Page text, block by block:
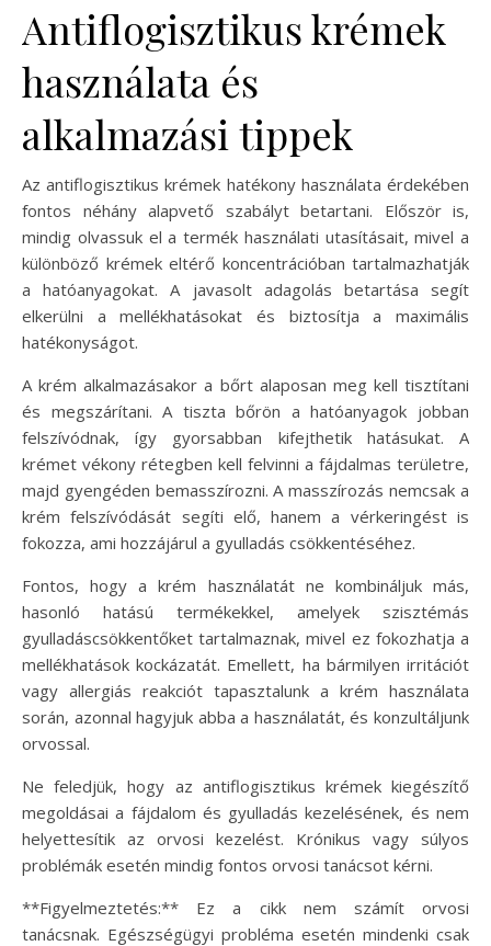
Antiflogisztikus krémek
használata és
alkalmazási tippek
Az antiflogisztikus krémek hatékony használata érdekében
fontos néhány alapvető szabályt betartani. Először is,
mindig olvassuk el a termék használati utasításait, mivel a
különböző krémek eltérő koncentrációban tartalmazhatják
a hatóanyagokat. A javasolt adagolás betartása segít
elkerülni a mellékhatásokat és biztosítja a maximális
hatékonyságot.
A krém alkalmazásakor a bőrt alaposan meg kell tisztítani
és megszárítani. A tiszta bőrön a hatóanyagok jobban
felszívódnak, így gyorsabban kifejthetik hatásukat. A
krémet vékony rétegben kell felvinni a fájdalmas területre,
majd gyengéden bemasszírozni. A masszírozás nemcsak a
krém felszívódását segíti elő, hanem a vérkeringést is
fokozza, ami hozzájárul a gyulladás csökkentéséhez.
Fontos, hogy a krém használatát ne kombináljuk más,
hasonló hatású termékekkel, amelyek szisztémás
gyulladáscsökkentőket tartalmaznak, mivel ez fokozhatja a
mellékhatások kockázatát. Emellett, ha bármilyen irritációt
vagy allergiás reakciót tapasztalunk a krém használata
során, azonnal hagyjuk abba a használatát, és konzultáljunk
orvossal.
Ne feledjük, hogy az antiflogisztikus krémek kiegészítő
megoldásai a fájdalom és gyulladás kezelésének, és nem
helyettesítik az orvosi kezelést. Krónikus vagy súlyos
problémák esetén mindig fontos orvosi tanácsot kérni.
**Figyelmeztetés:** Ez a cikk nem számít orvosi
tanácsnak. Egészségügyi probléma esetén mindenki csak